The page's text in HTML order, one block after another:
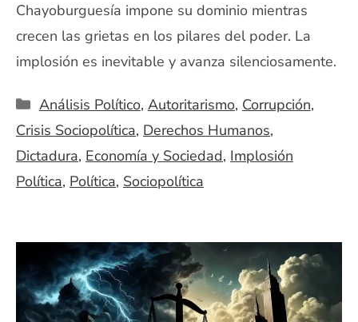
Chayoburguesía impone su dominio mientras
crecen las grietas en los pilares del poder. La
implosión es inevitable y avanza silenciosamente.
Categorías
Análisis Político, Autoritarismo, Corrupción,
Crisis Sociopolítica, Derechos Humanos,
Dictadura, Economía y Sociedad, Implosión
Política, Política, Sociopolítica